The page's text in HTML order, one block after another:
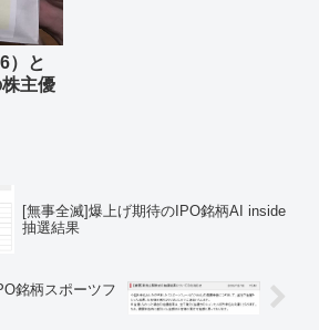
）と
主優
[無事全滅]爆上げ期待のIPO銘柄AI inside
抽選結果
銘柄スポーツフ